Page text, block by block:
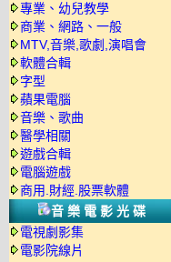
專業、幼兒教學
商業、網路、一般
MTV,音樂,歌劇,演唱會
軟體合輯
字型
蘋果電腦
音樂、歌曲
醫學相關
遊戲合輯
電腦遊戲
商用.財經.股票軟體
音樂電影光碟
電視劇影集
電影院線片